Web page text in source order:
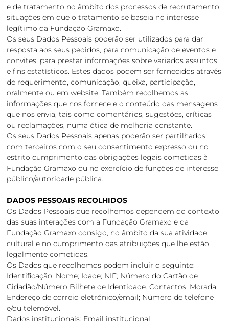
e de tratamento no âmbito dos processos de recrutamento,
situações em que o tratamento se baseia no interesse
legítimo da Fundação Gramaxo.
Os seus Dados Pessoais poderão ser utilizados para dar
resposta aos seus pedidos, para comunicação de eventos e
convites, para prestar informações sobre variados assuntos
e fins estatísticos. Estes dados podem ser fornecidos através
de requerimento, comunicação, queixa, participação,
oralmente ou em website. Também recolhemos as
informações que nos fornece e o conteúdo das mensagens
que nos envia, tais como comentários, sugestões, críticas
ou reclamações, numa ótica de melhoria constante.
Os seus Dados Pessoais apenas poderão ser partilhados
com terceiros com o seu consentimento expresso ou no
estrito cumprimento das obrigações legais cometidas à
Fundação Gramaxo ou no exercício de funções de interesse
público/autoridade pública.
DADOS PESSOAIS RECOLHIDOS
Os Dados Pessoais que recolhemos dependem do contexto
das suas interações com a Fundação Gramaxo e da
Fundação Gramaxo consigo, no âmbito da sua atividade
cultural e no cumprimento das atribuições que lhe estão
legalmente cometidas.
Os Dados que recolhemos podem incluir o seguinte:
Identificação: Nome; Idade; NIF; Número do Cartão de
Cidadão/Número Bilhete de Identidade. Contactos: Morada;
Endereço de correio eletrónico/email; Número de telefone
e/ou telemóvel.
Dados institucionais: Email institucional.